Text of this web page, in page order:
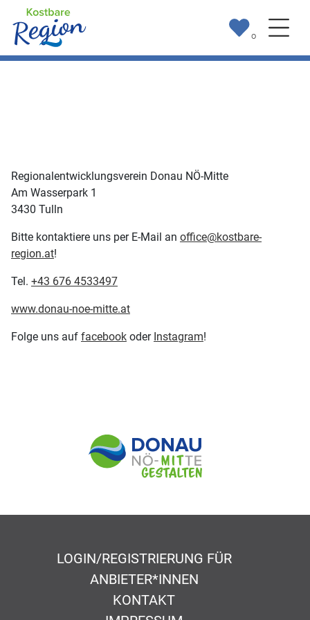
0
Regionalentwicklungsverein Donau NÖ-Mitte
Am Wasserpark 1
3430 Tulln
Bitte kontaktiere uns per E-Mail an office@kostbare-
region.at!
Tel. +43 676 4533497
www.donau-noe-mitte.at
Folge uns auf facebook oder Instagram!
LOGIN/REGISTRIERUNG FÜR
ANBIETER*INNEN
KONTAKT